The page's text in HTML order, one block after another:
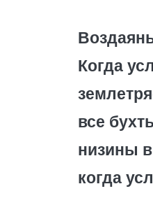
Когда
все
низины
когда